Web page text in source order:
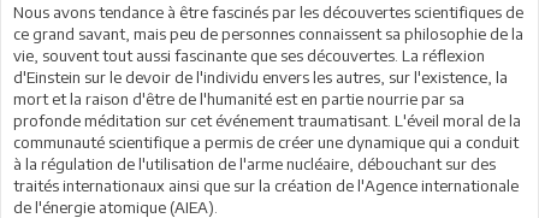
Nous avons tendance à être fascinés par les découvertes scientifiques de
ce grand savant, mais peu de personnes connaissent sa philosophie de la
vie, souvent tout aussi fascinante que ses découvertes. La réflexion
d'Einstein sur le devoir de l'individu envers les autres, sur l'existence, la
mort et la raison d'être de l'humanité est en partie nourrie par sa
profonde méditation sur cet événement traumatisant. L'éveil moral de la
communauté scientifique a permis de créer une dynamique qui a conduit
à la régulation de l'utilisation de l'arme nucléaire, débouchant sur des
traités internationaux ainsi que sur la création de l'Agence internationale
de l'énergie atomique (AIEA).